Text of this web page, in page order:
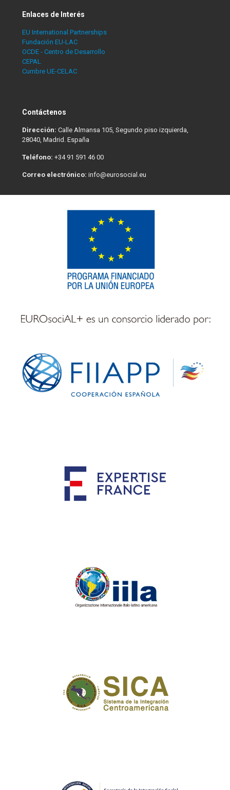
Enlaces de Interés
EU International Partnerships
Fundación EU-LAC
OCDE - Centro de Desarrollo
CEPAL
Cumbre UE-CELAC
Contáctenos
Dirección: Calle Almansa 105, Segundo piso izquierda,
28040, Madrid. España
Teléfono: +34 91 591 46 00
Correo electrónico: info@eurosocial.eu